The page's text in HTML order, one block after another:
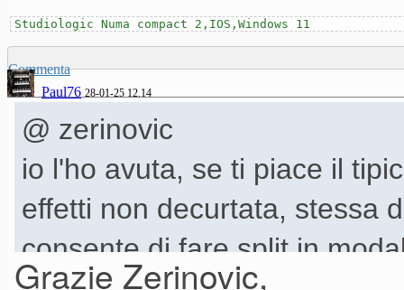
Studiologic Numa compact 2,IOS,Windows 11
Commenta
Paul76 28-01-25 12.14
@ zerinovic
io l'ho avuta, se ti piace il
effetti non decurtata, stessa
consente di fare split in
Grazie Zerinovic,